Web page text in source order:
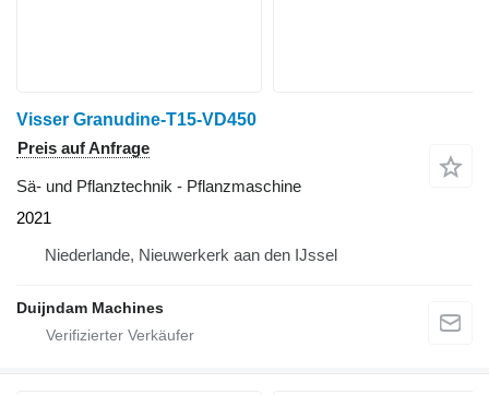
Visser Granudine-T15-VD450
Preis auf Anfrage
Sä- und Pflanztechnik - Pflanzmaschine
2021
Niederlande, Nieuwerkerk aan den IJssel
Duijndam Machines